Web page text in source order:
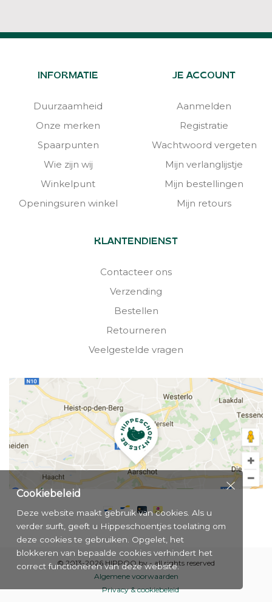
INFORMATIE
Duurzaamheid
Onze merken
Spaarpunten
Wie zijn wij
Winkelpunt
Openingsuren winkel
JE ACCOUNT
Aanmelden
Registratie
Wachtwoord vergeten
Mijn verlanglijstje
Mijn bestellingen
Mijn retours
KLANTENDIENST
Contacteer ons
Verzending
Bestellen
Retourneren
Veelgestelde vragen
© 2013-2026 HIPPOO bv - all rights reserved
Algemene voorwaarden
Privacy & cookiebeleid
Cookiebeleid
Deze website maakt gebruik van cookies. Als u
verder surft, geeft u Hippeschoentjes toelating om
deze cookies te gebruiken. Opgelet, het
blokkeren van bepaalde cookies verhindert het
correct functioneren van deze website.